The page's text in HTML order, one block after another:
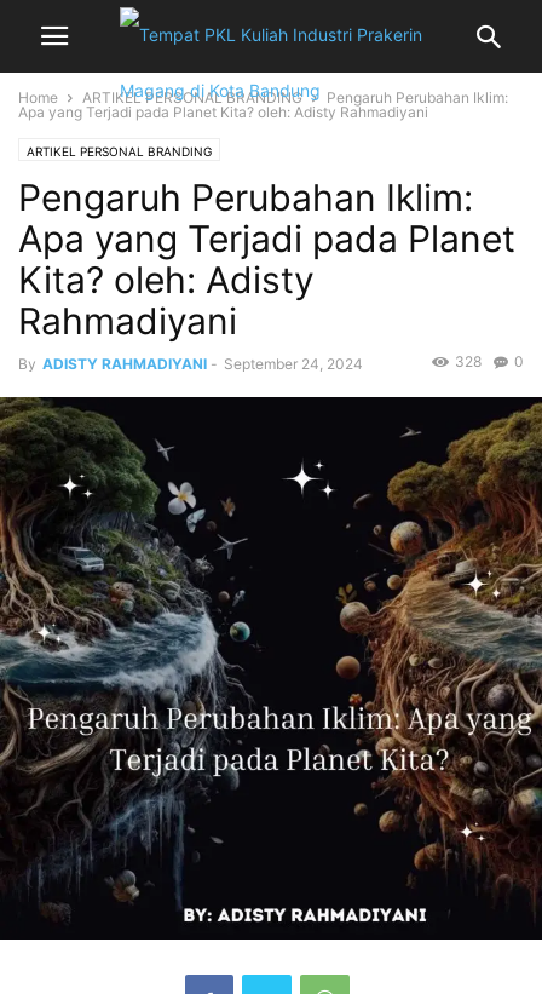
Home ARTIKEL PERSONAL BRANDING
Pengaruh Perubahan Iklim:
Apa yang Terjadi pada Planet Kita? oleh: Adisty Rahmadiyani
ARTIKEL PERSONAL BRANDING
Pengaruh Perubahan Iklim:
Apa yang Terjadi pada Planet
Kita? oleh: Adisty
Rahmadiyani
By ADISTY RAHMADIYANI - September 24, 2024 0
328